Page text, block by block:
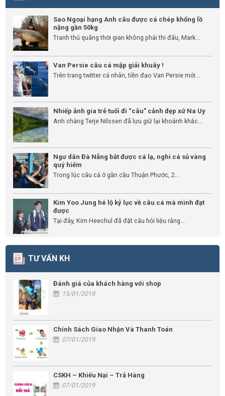
Sao Ngoại hạng Anh câu được cá chép khổng lồ
nặng gần 50kg
Tranh thủ quãng thời gian không phải thi đấu, Mark...
Van Persie câu cá mập giải khuây !
Trên trang twitter cá nhân, tiền đạo Van Persie mới...
Nhiếp ảnh gia trẻ tuổi đi “câu” cảnh đẹp xứ Na Uy
Anh chàng Terje Nilssen đã lưu giữ lại khoảnh khắc...
Ngư dân Đà Nẵng bắt được cá lạ, nghi cá sủ vàng
quý hiếm
Trong lúc câu cá ở gần cầu Thuận Phước, 2...
Kim Yoo Jung hé lộ kỷ lục về câu cá mà mình đạt
được
Tại đây, Kim Heechul đã đặt câu hỏi liệu rằng...
TƯ VẤN KH
Đánh giá của khách hàng với shop
15/01/2019
Chính Sách Giao Nhận Và Thanh Toán
07/01/2019
CSKH – Khiếu Nại – Trả Hàng
07/01/2019